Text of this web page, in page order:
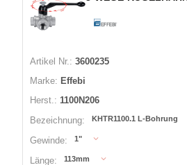
Artikel Nr.: 3600235
Marke: Effebi
Herst.: 1100N206
Bezeichnung:
KHTR1100.1 L-Bohrung
Gewinde: 1"
Länge: 113mm